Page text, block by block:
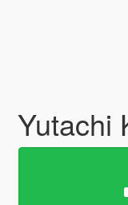
Yutachi